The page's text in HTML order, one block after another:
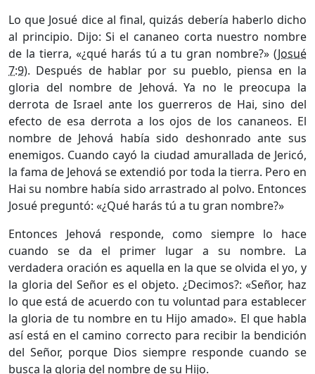
Lo que Josué dice al final, quizás debería haberlo dicho
al principio. Dijo: Si el cananeo corta nuestro nombre
de la tierra, «¿qué harás tú a tu gran nombre?» (Josué
7:9). Después de hablar por su pueblo, piensa en la
gloria del nombre de Jehová. Ya no le preocupa la
derrota de Israel ante los guerreros de Hai, sino del
efecto de esa derrota a los ojos de los cananeos. El
nombre de Jehová había sido deshonrado ante sus
enemigos. Cuando cayó la ciudad amurallada de Jericó,
la fama de Jehová se extendió por toda la tierra. Pero en
Hai su nombre había sido arrastrado al polvo. Entonces
Josué preguntó: «¿Qué harás tú a tu gran nombre?»
Entonces Jehová responde, como siempre lo hace
cuando se da el primer lugar a su nombre. La
verdadera oración es aquella en la que se olvida el yo, y
la gloria del Señor es el objeto. ¿Decimos?: «Señor, haz
lo que está de acuerdo con tu voluntad para establecer
la gloria de tu nombre en tu Hijo amado». El que habla
así está en el camino correcto para recibir la bendición
del Señor, porque Dios siempre responde cuando se
busca la gloria del nombre de su Hijo.